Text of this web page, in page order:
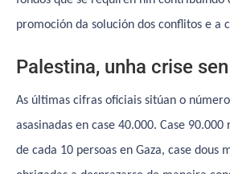
promoción da solución dos conflitos e a
Palestina, unha crise
As últimas cifras oficiais sitúan o
asasinadas en case 40.000. Case
de cada 10 persoas en Gaza, case dous